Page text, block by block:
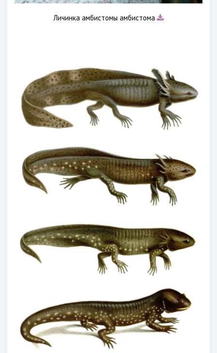
Личинка амбистомы амбистома